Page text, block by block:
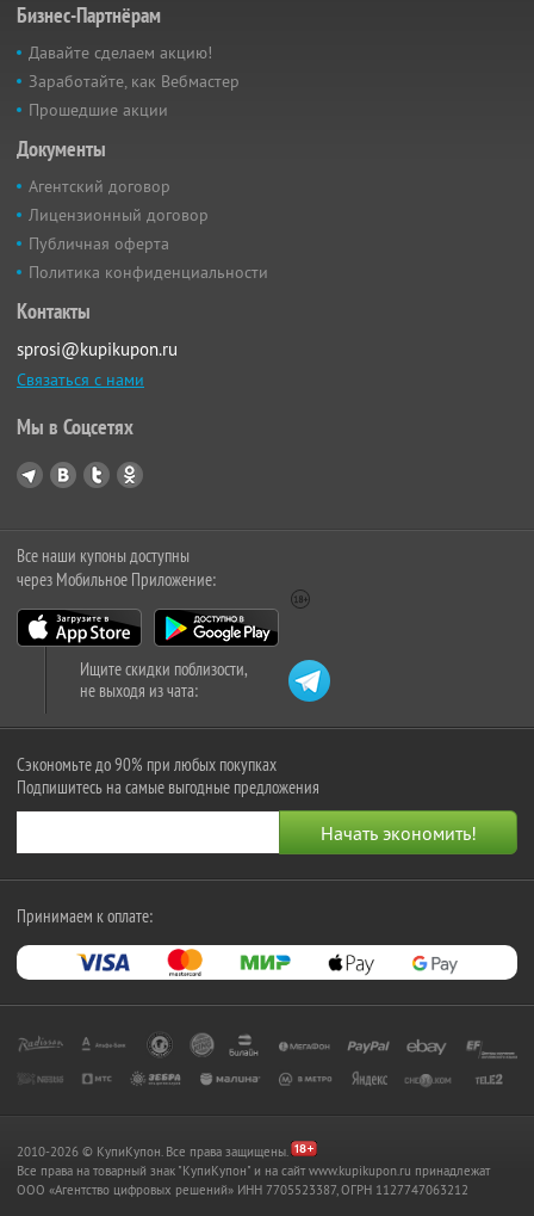
Бизнес-Партнёрам
Давайте сделаем акцию!
Заработайте, как Вебмастер
Прошедшие акции
Документы
Агентский договор
Лицензионный договор
Публичная оферта
Политика конфиденциальности
Контакты
sprosi@kupikupon.ru
Связаться с нами
Мы в Соцсетях
Все наши купоны доступны
через Мобильное Приложение:
Ищите скидки поблизости,
не выходя из чата:
Сэкономьте до 90% при любых покупках
Подпишитесь на самые выгодные предложения
Принимаем к оплате:
2010-2026 © КупиКупон. Все права защищены.
Все права на товарный знак "КупиКупон" и на сайт www.kupikupon.ru принадлежат
OOO «Агентство цифровых решений» ИНН 7705523387, ОГРН 1127747063212